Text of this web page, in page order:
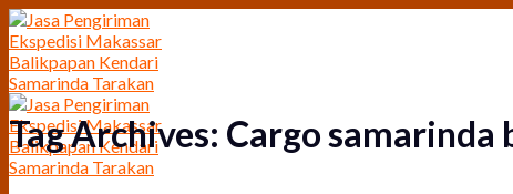
Skip
to
content
Tag Archives: Cargo